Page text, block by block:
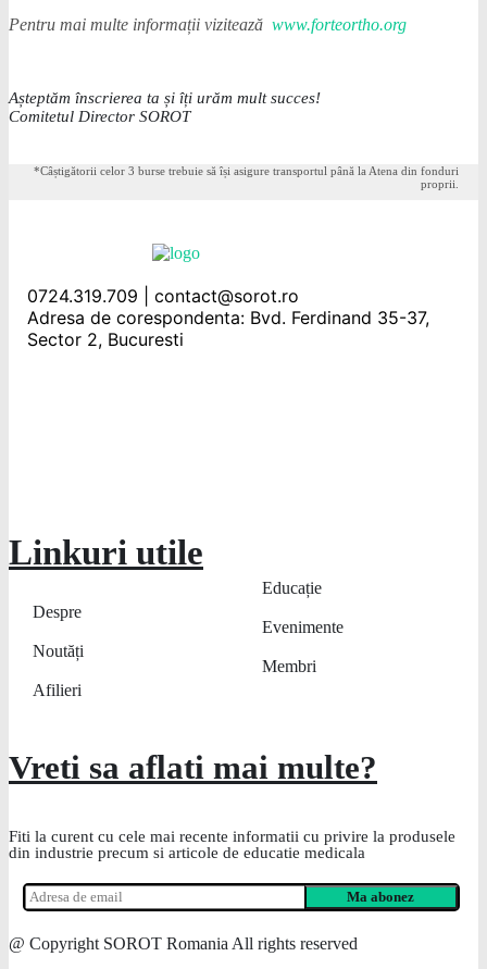
Pentru mai multe informații vizitează www.forteortho.org
Așteptăm înscrierea ta și îți urăm mult succes!
Comitetul Director SOROT
*Câștigătorii celor 3 burse trebuie să își asigure transportul până la Atena din fonduri
proprii.
0724.319.709 | contact@sorot.ro
Adresa de corespondenta: Bvd. Ferdinand 35-37,
Sector 2, Bucuresti
Linkuri utile
Despre
Noutăți
Afilieri
Educație
Evenimente
Membri
Vreti sa aflati mai multe?
Fiti la curent cu cele mai recente informatii cu privire la produsele
din industrie precum si articole de educatie medicala
@ Copyright SOROT Romania All rights reserved